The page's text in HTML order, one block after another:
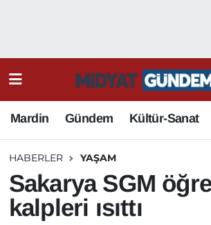
Mardin Gündem Kültür-Sanat
HABERLER YAŞAM
Sakarya SGM
kalpleri ısıttı